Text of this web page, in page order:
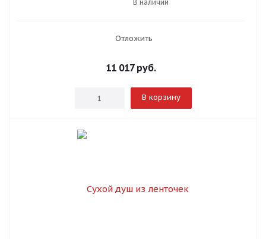
В наличии
Отложить
11 017руб.
В корзину